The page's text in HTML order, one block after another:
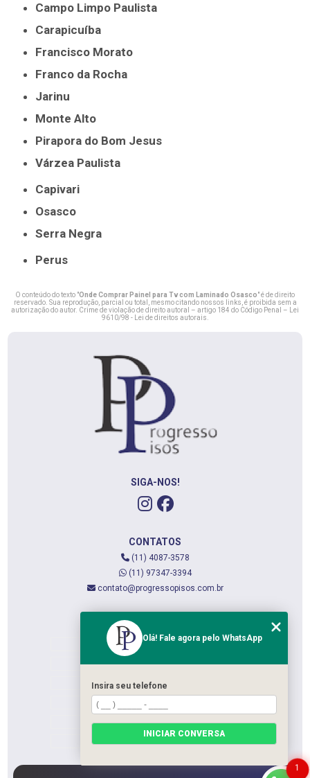
Campo Limpo Paulista
Carapicuíba
Francisco Morato
Franco da Rocha
Jarinu
Monte Alto
Pirapora do Bom Jesus
Várzea Paulista
Capivari
Osasco
Serra Negra
Perus
O conteúdo do texto "Onde Comprar Painel para Tv com Laminado Osasco" é de direito
reservado. Sua reprodução, parcial ou total, mesmo citando nossos links, é proibida sem a
autorização do autor. Crime de violação de direito autoral – artigo 184 do Código Penal –
Lei
9610/98 - Lei de direitos autorais
SIGA-NOS!
CONTATOS
(11) 4087-3578
(11) 97347-3394
contato@progressopisos.com.br
QUEM SOMOS
SERVIÇOS
CATEGORIAS
1
Olá! Fale agora pelo WhatsApp
Insira seu telefone
INICIAR CONVERSA